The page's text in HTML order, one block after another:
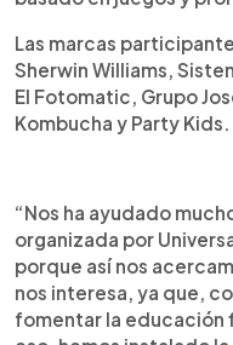
Las marcas
Sherwin Williams,
El Fotomatic, Grupo
Kombucha y Party Kids.
“Nos ha ayudado
organizada por
porque así nos
nos interesa, ya que,
fomentar la educación